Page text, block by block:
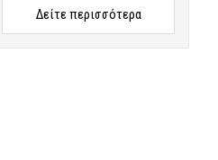
Δείτε περισσότερα